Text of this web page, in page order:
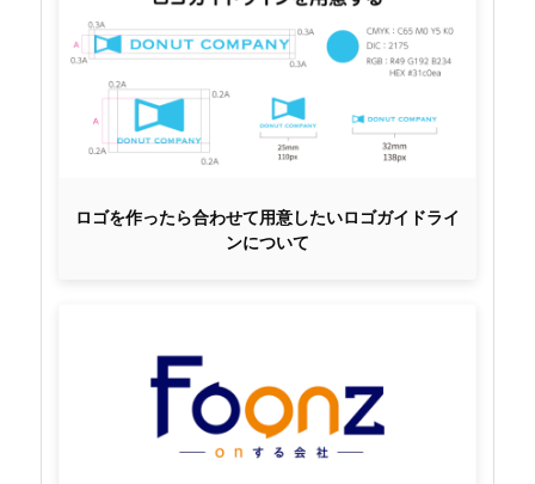
ロゴを作ったら合わせて用意したいロゴガイドライ
ンについて